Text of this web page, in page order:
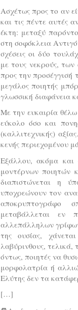
Ασχέτως προς το αν
και τις πέντε αυτές
έκτη: μεταξύ
στη σοφόκλεια
σχέσεις οι δύο
με τους νεκρούς,
προς την προσέγγισή
μεγάλος ποιητής
γλωσσική διαφάνεια
Με την ευκαιρία
εύκολο όσο και
(καλλιτεχνικής)
κενής περιεχομένου
Εξάλλου, ακόμα και
μοντέρνων ποιητών
διαπιστώνεται η
υποχρεώνουν τον
αποκρυπτογράφο
μεταβάλλεται εν
αλλεπάλληλων
της ουσίας,
λαβύρινθους, τελικά,
όντως, ποιητές να
μορφολατρία ή
Ελύτης δεν τα
[…]